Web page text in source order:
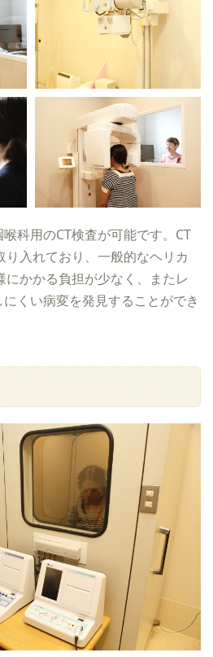
科用のCT検査が可能です。CT
り入れており、一般的なヘリカ
にかかる負担が少なく、またレ
くい病変を発見することができ